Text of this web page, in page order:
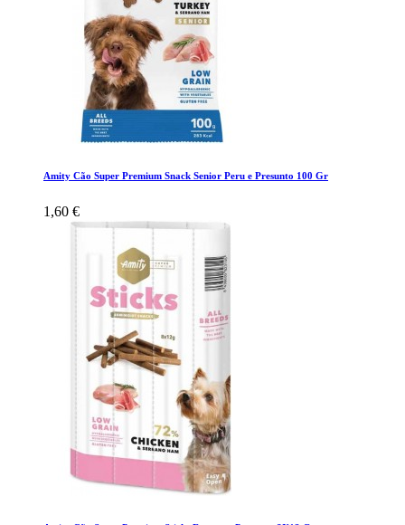
Amity Cão Super Premium Snack Senior Peru e Presunto 100 Gr
1,60 €